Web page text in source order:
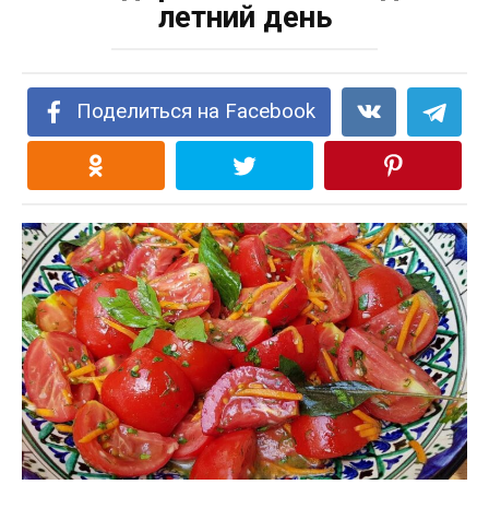
летний день
Поделиться на Facebook